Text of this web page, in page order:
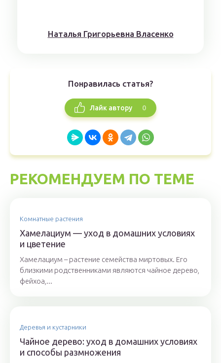
Наталья Григорьевна Власенко
Понравилась статья?
Лайк автору 0
РЕКОМЕНДУЕМ ПО ТЕМЕ
Комнатные растения
Хамелациум — уход в домашних условиях
и цветение
Хамелациум – растение семейства миртовых. Его
близкими родственниками являются чайное дерево,
фейхоа,...
Деревья и кустарники
Чайное дерево: уход в домашних условиях
и способы размножения